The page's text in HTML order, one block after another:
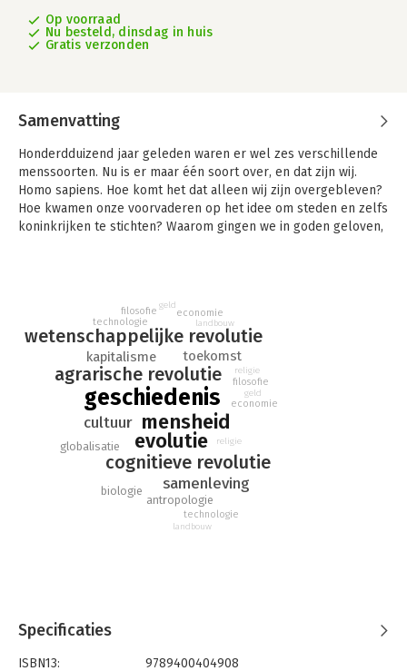
Op voorraad
Nu besteld, dinsdag in huis
Gratis verzonden
Samenvatting
Honderdduizend jaar geleden waren er wel zes verschillende
menssoorten. Nu is er maar één soort over, en dat zijn wij.
Homo sapiens. Hoe komt het dat alleen wij zijn overgebleven?
Hoe kwamen onze voorvaderen op het idee om steden en zelfs
koninkrijken te stichten? Waarom gingen we in goden geloven,
In 'Sapiens' neemt Yuval Noah Harari ons mee op een
fascinerende reis door de geschiedenis van de mensheid. Wie
zijn we? Waar komen we vandaan? En hoe zijn we geworden
wie we nu zijn? In zijn aanstekelijke relaas laat Harari ons
kennismaken met een raadselachtig fenomeen: de mens.
geschiedenis
mensheid
evolutie
agrarische revolutie
cognitieve revolutie
wetenschappelijke revolutie
samenleving
cultuur
kapitalisme toekomst
antropologie
biologie
globalisatie
technologie
religie
filosofie geld
economie
landbouw
technologie
religie
filosofie
geld
economie
landbouw
Specificaties
ISBN13:
9789400404908